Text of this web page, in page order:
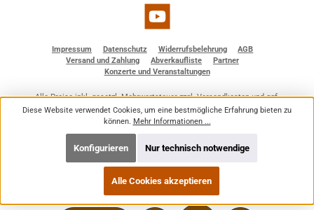
YouTube
Impressum Datenschutz Widerrufsbelehrung
AGB
Versand und Zahlung
Abverkaufliste
Partner
Konzerte und Veranstaltungen
Alle Preise inkl. gesetzl. Mehrwertsteuer zzgl.Versandkostenund ggf.
Nachnahmegebühren, wenn nicht anders angegeben.
© 2026 BF - Dienstleistungen - Alle Rechte vorbehalten. Theme by
Diese Website verwendet Cookies, um eine bestmögliche Erfahrung bieten zu
können. Mehr Informationen ...
Nur technisch notwendige
Konfigurieren
Alle Cookies akzeptieren